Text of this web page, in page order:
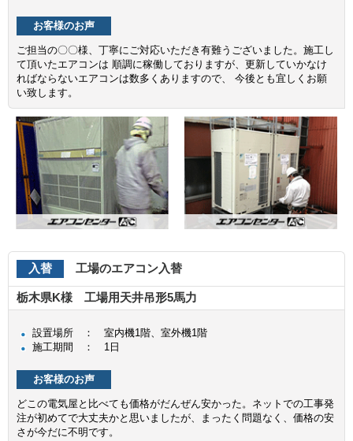
お客様のお声
ご担当の〇〇様、丁寧にご対応いただき有難うございました。施工し
て頂いたエアコンは 順調に稼働しておりますが、更新していかなけ
ればならないエアコンは数多くありますので、 今後とも宜しくお願
い致します。
入替 工場のエアコン入替
栃木県K様 工場用天井吊形5馬力
設置場所 ： 室内機1階、室外機1階
施工期間 ： 1日
お客様のお声
どこの電気屋と比べても価格がだんぜん安かった。ネットでの工事発
注が初めてで大丈夫かと思いましたが、まったく問題なく、価格の安
さが今だに不明です。